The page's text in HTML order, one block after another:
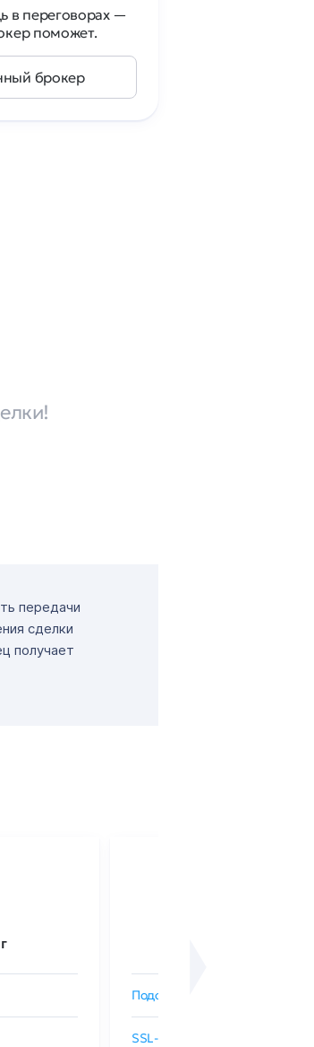
в переговорах —
поможет.
брокер
передачи
сделки
получает
Подобрать SSL-сертификат
SSL-сертификаты GlobalSign